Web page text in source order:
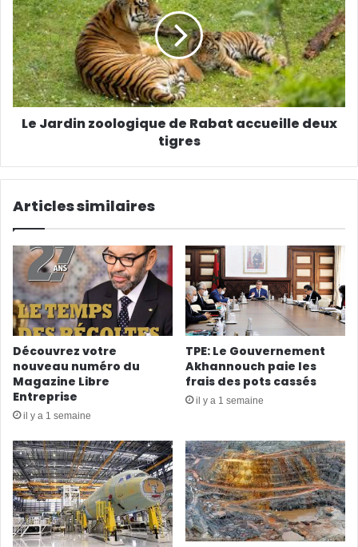
Le Jardin zoologique de Rabat accueille deux
tigres
Articles similaires
Découvrez votre
nouveau numéro du
Magazine Libre
Entreprise
il y a 1 semaine
TPE: Le Gouvernement
Akhannouch paie les
frais des pots cassés
il y a 1 semaine